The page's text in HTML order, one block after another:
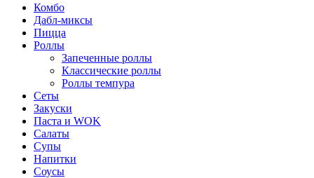
Комбо
Дабл-миксы
Пицца
Роллы
Запеченные роллы
Классические роллы
Роллы темпура
Сеты
Закуски
Паста и WOK
Салаты
Супы
Напитки
Соусы